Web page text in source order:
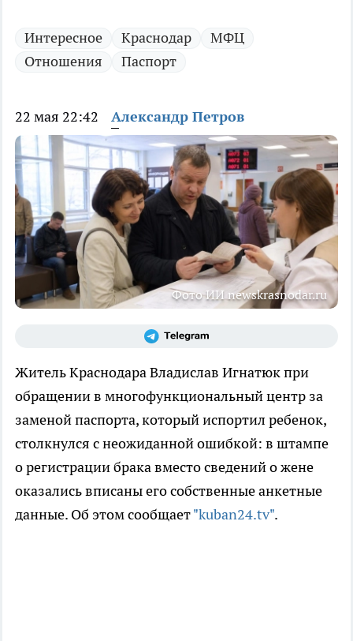
Интересное Краснодар
МФЦ
Отношения
Паспорт
22 мая 22:42 Александр Петров
Фото ИИ newskrasnodar.ru
Житель Краснодара Владислав Игнатюк при
обращении в многофункциональный центр за
заменой паспорта, который испортил ребенок,
столкнулся с неожиданной ошибкой: в штампе
о регистрации брака вместо сведений о жене
оказались вписаны его собственные анкетные
данные. Об этом сообщает"kuban24.tv".